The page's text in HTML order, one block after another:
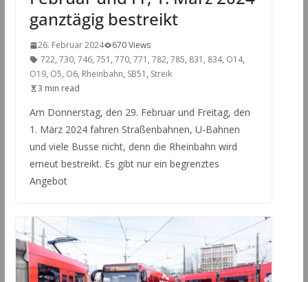
ganztägig bestreikt
26. Februar 2024
670 Views
722, 730, 746, 751 , 770, 771 , 782, 785, 831 , 834, O14,
O19, O5, O6, Rheinbahn, SB51 , Streik
3 min read
Am Donnerstag, den 29. Februar und Freitag, den
1. März 2024 fahren Straßenbahnen, U-Bahnen
und viele Busse nicht, denn die Rheinbahn wird
erneut bestreikt. Es gibt nur ein begrenztes
Angebot